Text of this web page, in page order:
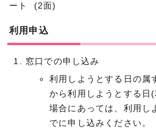
ート (2面)
利用申込
窓口での申し込み
利用しようとする日の属
から利用しようとする日
場合にあっては、利用し
でに申し込みください。